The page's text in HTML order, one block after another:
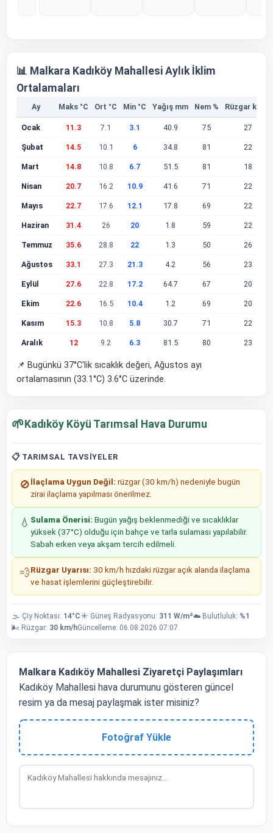
📊 Malkara Kadıköy Mahallesi Aylık İklim
Ortalamaları
Ay Maks °C Ort °C Min °C Yağış mm Nem % Rüzgar km/s
Ocak 11.3 7.1 3.1 40.9 75 27
Şubat 14.5 10.1 6 34.8 81 22
Mart 14.8 10.8 6.7 51.5 81 18
Nisan 20.7 16.2 10.9 41.6 71 22
Mayıs 22.7 17.6 12.1 17.8 69 22
Haziran 31.4 26 20 1.8 59 22
Temmuz 35.6 28.8 22 1.3 50 26
Ağustos 33.1 27.3 21.3 4.2 56 23
Eylül 27.6 22.8 17.2 64.7 67 20
Ekim 22.6 16.5 10.4 1.2 69 20
Kasım 15.3 10.8 5.8 30.7 71 22
Aralık 12 9.2 6.3 81.5 80 23
📌 Bugünkü 37°C'lik sıcaklık değeri, Ağustos ayı
ortalamasının (33.1°C) 3.6°C üzerinde.
🌱 Kadıköy Köyü Tarımsal Hava Durumu
📋 TARIMSAL TAVSIYELER
🚫 İlaçlama Uygun Değil: rüzgar (30 km/h) nedeniyle bugün
zirai ilaçlama yapılması önerilmez.
💧 Sulama Önerisi: Bugün yağış beklenmediği ve sıcaklıklar
yüksek (37°C) olduğu için bahçe ve tarla sulaması yapılabilir.
Sabah erken veya akşam tercih edilmeli.
💨Rüzgar Uyarısı: 30 km/h hızdaki rüzgar açık alanda ilaçlama
ve hasat işlemlerini güçleştirebilir.
🌫️ Çiy Noktası: 14°C☀️ Güneş Radyasyonu: 311 W/m²☁️ Bulutluluk: %1
🌬️ Rüzgar: 30 km/hGüncelleme: 06.08.2026 07:07
Malkara Kadıköy Mahallesi Ziyaretçi Paylaşımları
Kadıköy Mahallesi hava durumunu gösteren güncel
resim ya da mesaj paylaşmak ister misiniz?
Fotoğraf Yükle